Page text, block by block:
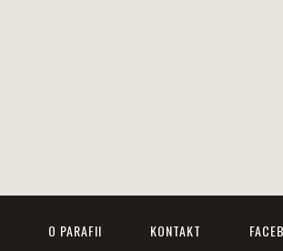
O PARAFII KONTAKT